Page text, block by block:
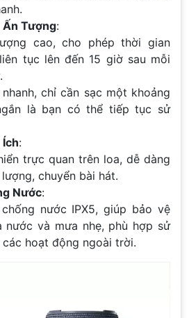
Ấn Tượng:
cao, cho phép thời gian
tục lên đến 15 giờ sau mỗi
chỉ cần sạc một khoảng
là bạn có thể tiếp tục sử
:
trực quan trên loa, dễ dàng
chuyển bài hát.
Nước:
nước IPX5, giúp bảo vệ
nước và mưa nhẹ, phù hợp sử
hoạt động ngoài trời.